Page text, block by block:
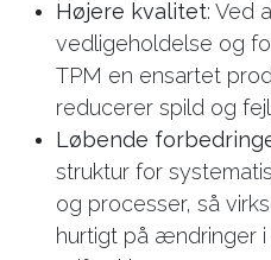
Højere kvalitet: Ved
vedligeholdelse og
TPM en ensartet
reducerer spild og
Løbende
struktur for
og processer, så
hurtigt på ændringer